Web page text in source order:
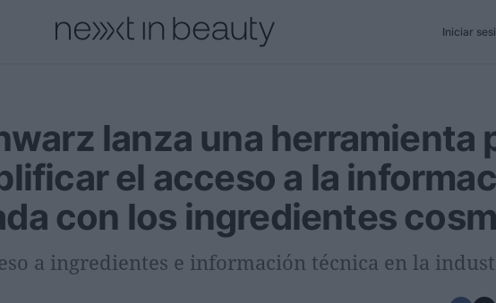
Iniciar
lanza una herramienta
el acceso a la
con los ingredientes
a ingredientes e información técnica en la